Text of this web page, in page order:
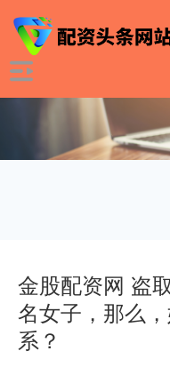
金股配资网 盗
名女子，那么
系？